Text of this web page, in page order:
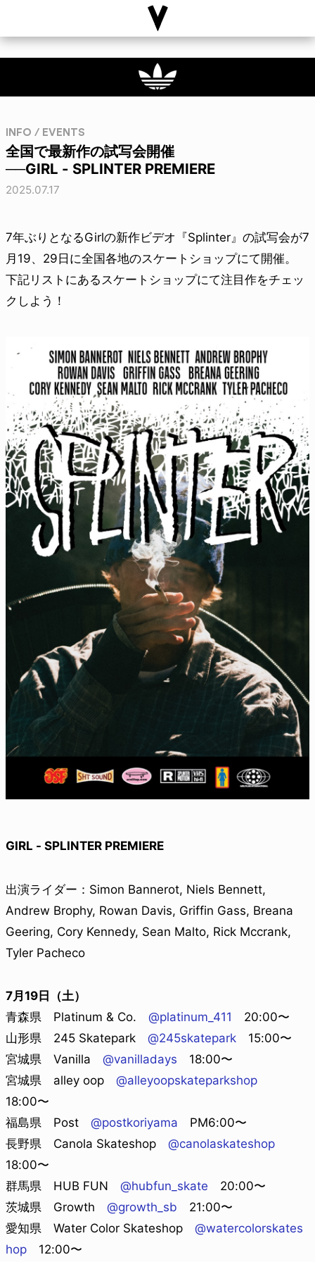
INFO / EVENTS
全国で最新作の試写会開催
──GIRL - SPLINTER PREMIERE
2025.07.17
7年ぶりとなるGirlの新作ビデオ『Splinter』の試写会が7
月19、29日に全国各地のスケートショップにて開催。
下記リストにあるスケートショップにて注目作をチェッ
クしよう！
GIRL - SPLINTER PREMIERE
出演ライダー：Simon Bannerot, Niels Bennett,
Andrew Brophy, Rowan Davis, Griffin Gass, Breana
Geering, Cory Kennedy, Sean Malto, Rick Mccrank,
Tyler Pacheco
7月19日（土）
青森県 Platinum & Co. @platinum_411 20:00〜
山形県 245 Skatepark @245skatepark 15:00〜
宮城県 Vanilla @vanilladays 18:00〜
宮城県 alley oop @alleyoopskateparkshop
18:00〜
福島県 Post @postkoriyama PM6:00〜
長野県 Canola Skateshop @canolaskateshop
18:00〜
群馬県 HUB FUN @hubfun_skate 20:00〜
茨城県 Growth @growth_sb 21:00〜
愛知県 Water Color Skateshop @watercolorskates
hop 12:00〜